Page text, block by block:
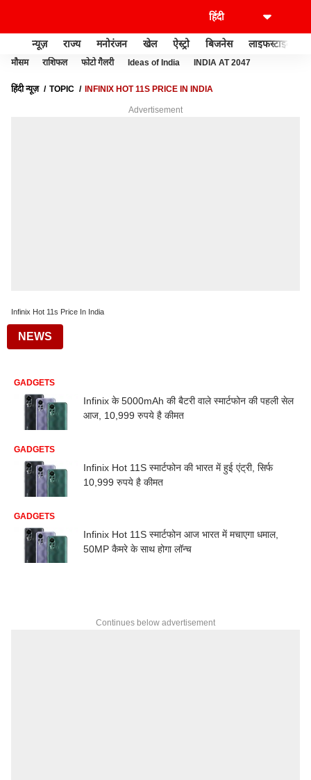
न्यूज़ राज्य मनोरंजन खेल ऐस्ट्रो बिजनेस लाइफस्टाइल
मौसम राशिफल फोटो गैलरी Ideas of India INDIA AT 2047
हिंदी न्यूज़ TOPIC INFINIX HOT 11S PRICE IN INDIA
Advertisement
Infinix Hot 11s Price In India
NEWS
GADGETS
Infinix के 5000mAh की बैटरी वाले स्मार्टफोन की पहली सेल
आज, 10,999 रुपये है कीमत
GADGETS
Infinix Hot 11S स्मार्टफोन की भारत में हुई एंट्री, सिर्फ
10,999 रुपये है कीमत
GADGETS
Infinix Hot 11S स्मार्टफोन आज भारत में मचाएगा धमाल,
50MP कैमरे के साथ होगा लॉन्च
Continues below advertisement